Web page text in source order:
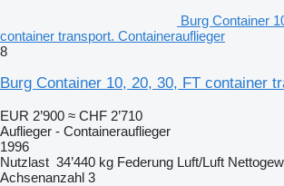
Burg Container
container transport. Containerauflieger
8
Burg Container 10, 20, 30, FT container
EUR 2’900 ≈ CHF 2’710
Auflieger - Containerauflieger
1996
Nutzlast 34’440 kg Federung Luft/Luft
Achsenanzahl 3